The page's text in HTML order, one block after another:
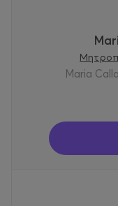
Maria